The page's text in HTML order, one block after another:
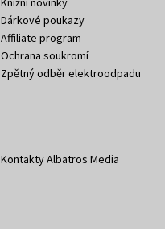
Dárkové poukazy
Affiliate program
Ochrana soukromí
Zpětný odběr elektroodpadu
Kontakty Albatros Media